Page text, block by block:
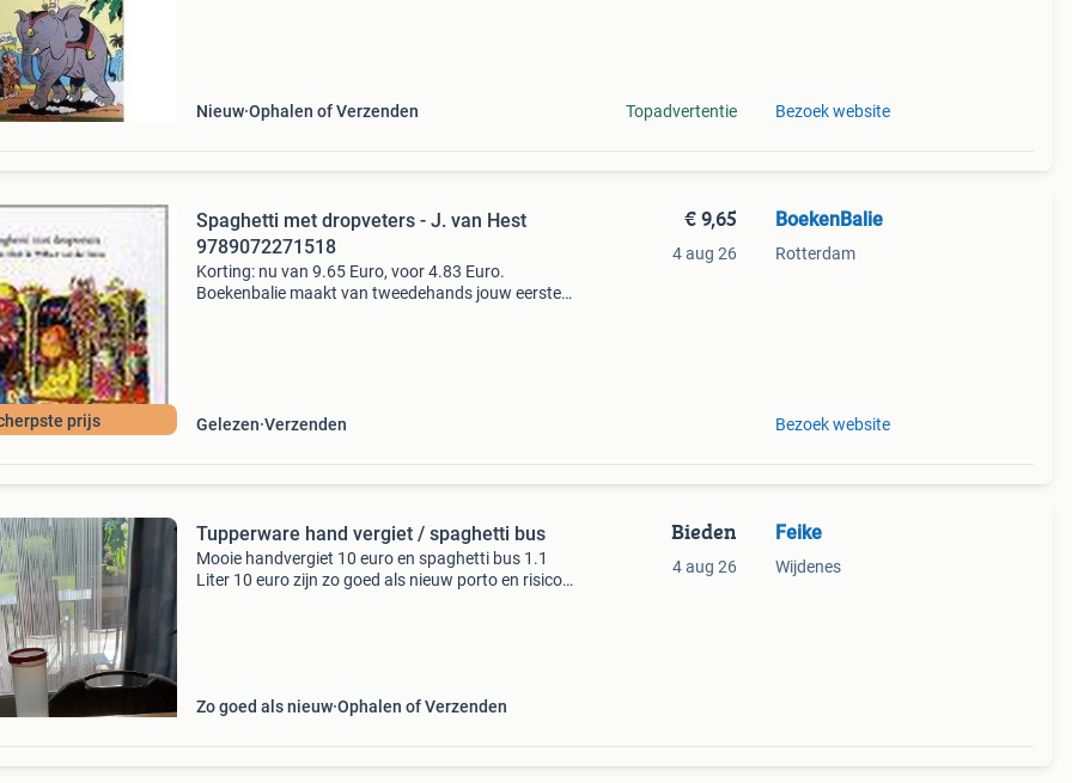
Nieuw Ophalen of Verzenden Topadvertentie Bezoek website
prijs
Spaghetti met dropveters - J. van Hest
9789072271518
Korting: nu van 9.65 Euro, voor 4.83 Euro.
Boekenbalie maakt van tweedehands jouw eerste
Gelezen Verzenden
€ 9,65
4 aug 26
BoekenBalie
Rotterdam
Bezoek website
Tupperware hand vergiet / spaghetti bus
Mooie handvergiet 10 euro en spaghetti bus 1.1
Liter 10 euro zijn zo goed als nieuw porto en risico
Zo goed als nieuw Ophalen of Verzenden
Bieden
4 aug 26
Feike
Wijdenes